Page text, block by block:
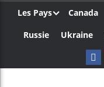
Les Pays Canada
Russie
Ukraine